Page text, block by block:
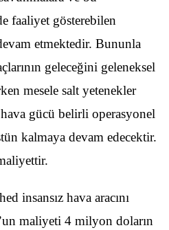
faaliyet gösterebilen
etmektedir. Bununla
geleceğini geleneksel
mesele salt yetenekler
gücü belirli operasyonel
kalmaya devam edecektir.
insansız hava aracını
maliyeti 4 milyon doların